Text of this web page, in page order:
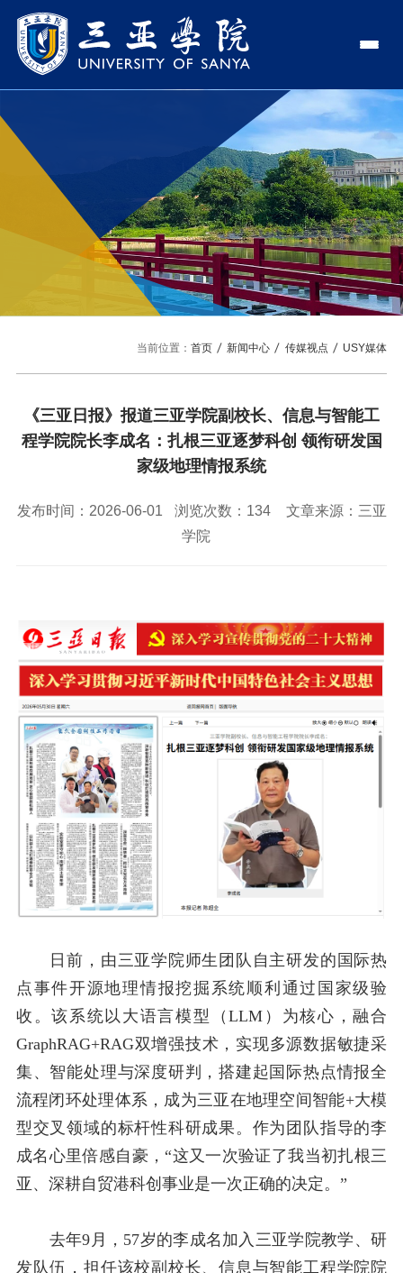
学校领导
理事长
党委书记、政府督导专员
学校简介
走近理事长
学校机构
校园风景
学院与部门
社会治理学院
艺术创意与数字设计学院
文学院
新能源与智能网联汽车学院
旅游与大健康学院
信息与智能工程学院
马克思主义学院
新闻中心
传媒视点
USY媒体
USY印象
三亚学院公共外交研究中心
招生信息
就业服务
研究生招生
图书馆
教务管理系统 办公OA系统
人才招聘
校内登录
信息公开
校长信箱
English
当前位置： 首页 新闻中心 传媒视点 USY媒体
《三亚日报》报道三亚学院副校长、信息与智能工
程学院院长李成名：扎根三亚逐梦科创 领衔研发国
家级地理情报系统
发布时间：2026-06-01 浏览次数： 134
文章来源：三亚
学院
日前，由三亚学院师生团队自主研发的国际热
点事件开源地理情报挖掘系统顺利通过国家级验
收。该系统以大语言模型（LLM ）为核心，融合
GraphRAG+RAG双增强技术，实现多源数据敏捷采
集、智能处理与深度研判，搭建起国际热点情报全
流程闭环处理体系，成为三亚在地理空间智能+大模
型交叉领域的标杆性科研成果。作为团队指导的李
成名心里倍感自豪，“这又一次验证了我当初扎根三
亚、深耕自贸港科创事业是一次正确的决定。”
去年9 月， 57岁的李成名加入三亚学院教学、研
发队伍，担任该校副校长、信息与智能工程学院院